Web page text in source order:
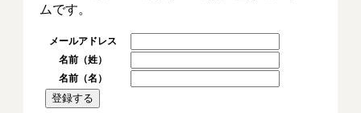
ムです。
メールアドレス
名前（姓）
名前（名）